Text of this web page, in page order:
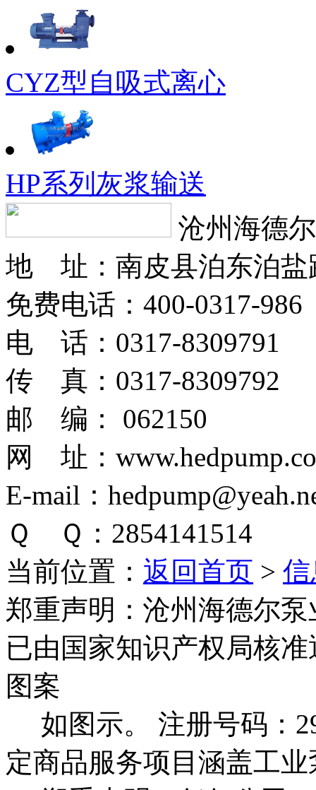
CYZ型自吸式离心
HP系列灰浆输送
沧州海德
地 址：南皮县泊东泊盐
免费电话：400-0317-986
电 话：0317-8309791
传 真：0317-8309792
邮 编： 062150
网 址：
E-mail：
Ｑ Ｑ：2854141514
当前位置： 返回首页 >
郑重声明： 沧州海德尔
已由国家知识产权局核
图案
如图示。 注册号码：
定商品服务项目涵盖工